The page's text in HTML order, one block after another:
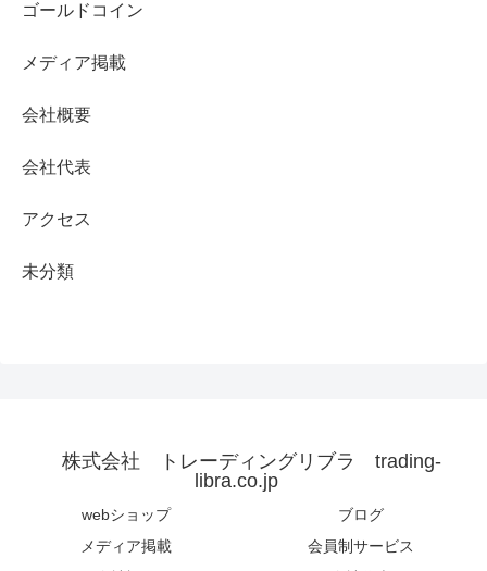
ゴールドコイン
メディア掲載
会社概要
会社代表
アクセス
未分類
株式会社 トレーディングリブラ trading-
libra.co.jp
webショップ
ブログ
メディア掲載
会員制サービス